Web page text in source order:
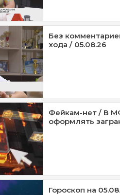
Без
хода / 05.08.26
Фейкам-нет / В
оформлять
Гороскоп на